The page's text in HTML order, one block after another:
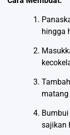
hingga
matang
sajikan